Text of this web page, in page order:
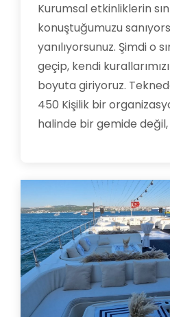
Kurumsal etkinliklerin
konuştuğumuzu
yanılıyorsunuz. Şimdi o
geçip, kendi
boyuta giriyoruz.
450 Kişilik bir
halinde bir gemide değil,